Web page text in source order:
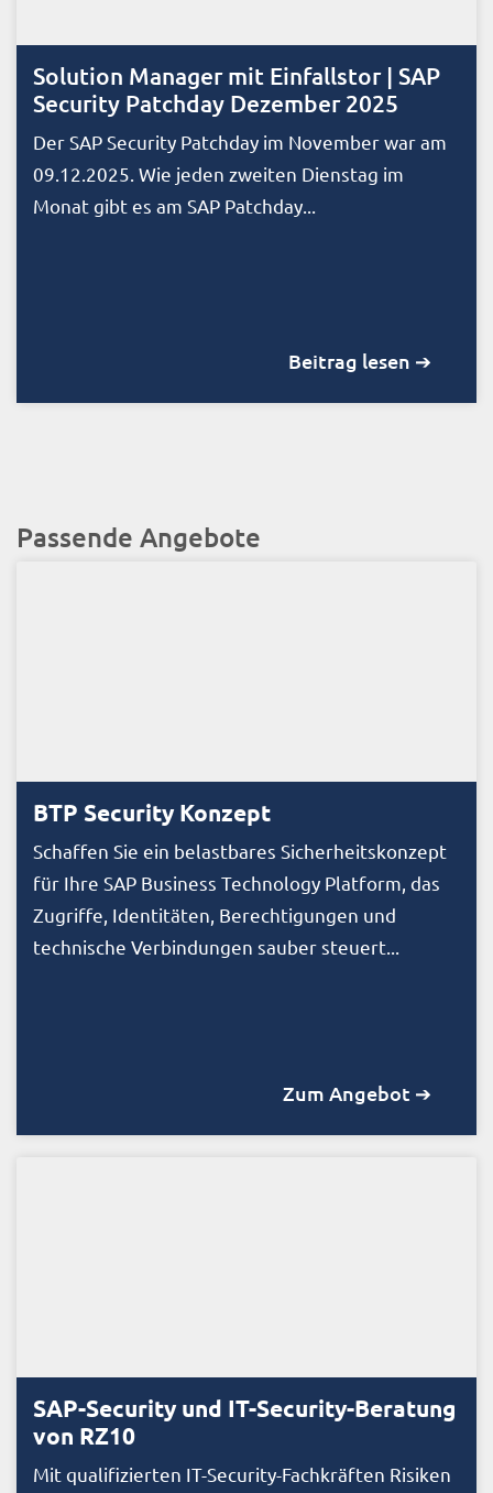
Solution Manager mit Einfallstor | SAP
Security Patchday Dezember 2025
Der SAP Security Patchday im November war am
09.12.2025. Wie jeden zweiten Dienstag im
Monat gibt es am SAP Patchday...
Beitrag lesen ➔
Passende Angebote
BTP Security Konzept
Schaffen Sie ein belastbares Sicherheitskonzept
für Ihre SAP Business Technology Platform, das
Zugriffe, Identitäten, Berechtigungen und
technische Verbindungen sauber steuert...
Zum Angebot ➔
SAP-Security und IT-Security-Beratung
von RZ10
Mit qualifizierten IT-Security-Fachkräften Risiken